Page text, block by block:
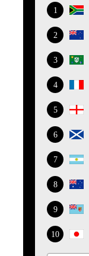
1
2
3
4
5
6
7
8
9
10